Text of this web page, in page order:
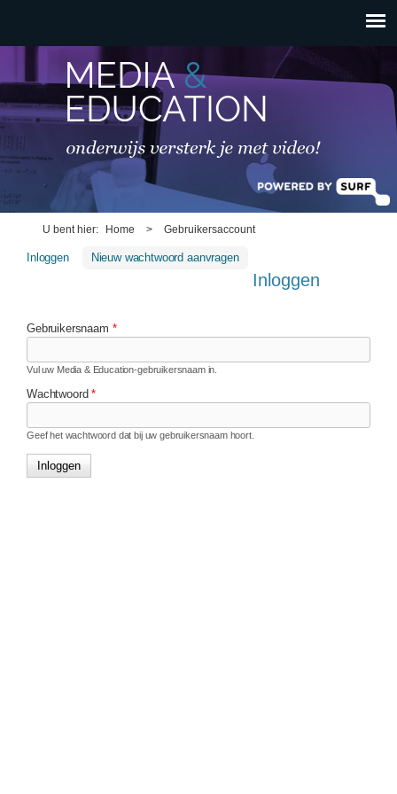
inhoud gaan
HOOFDMENU
U bent hier Home > Gebruikersaccount
Inloggen(actieve tabblad)
Nieuw wachtwoord aanvragen
Inloggen
Gebruikersnaam *
Vul uw Media & Education-gebruikersnaam in.
Wachtwoord*
Geef het wachtwoord dat bij uw gebruikersnaam hoort.